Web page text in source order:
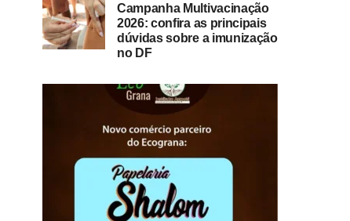
Campanha Multivacinação
2026: confira as principais
dúvidas sobre a imunização
no DF